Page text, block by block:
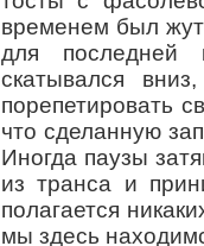
временем был
для последней
скатывался
порепетировать
что сделанную
Иногда паузы
из транса и
полагается
мы здесь